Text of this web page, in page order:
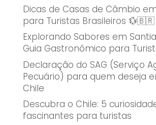
Dicas de Casas de Câmbio
para Turistas Brasileiros 💱🇧🇷
Explorando Sabores em
Guia Gastronômico para
Declaração do SAG (Serviço
Pecuário) para quem deseja
Chile
Descubra o Chile: 5
fascinantes para turistas